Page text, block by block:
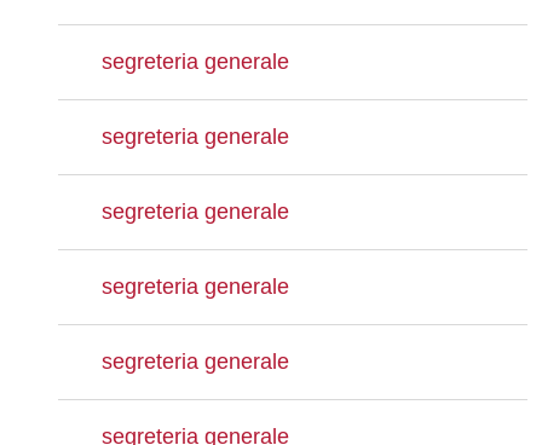
segreteria generale
segreteria generale
segreteria generale
segreteria generale
segreteria generale
segreteria generale